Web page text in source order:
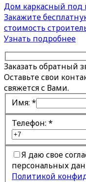
Дом каркасный под
Закажите
стоимость
Узнать подробнее
Заказать обратный
Оставьте свои
свяжется с Вами.
Имя: *
Телефон: *
Я даю свое
персональных
Политикой